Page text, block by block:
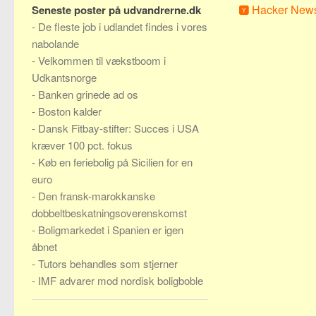
Hacker
Seneste poster på udvandrerne.dk
- De fleste job i udlandet findes i vores
nabolande
-Velkommen til vækstboom i
Udkantsnorge
- Banken grinede ad os
- Boston kalder
- Dansk Fitbay-stifter: Succes i USA
kræver 100 pct. fokus
- Køb en feriebolig på Sicilien for en
euro
- Den fransk-marokkanske
dobbeltbeskatningsoverenskomst
- Boligmarkedet i Spanien er igen
åbnet
-Tutors behandles som stjerner
- IMF advarer mod nordisk boligboble